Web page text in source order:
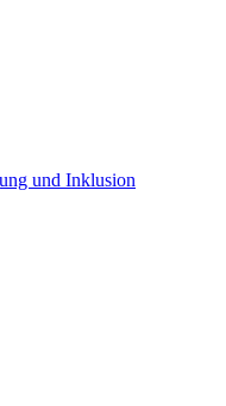
und Inklusion